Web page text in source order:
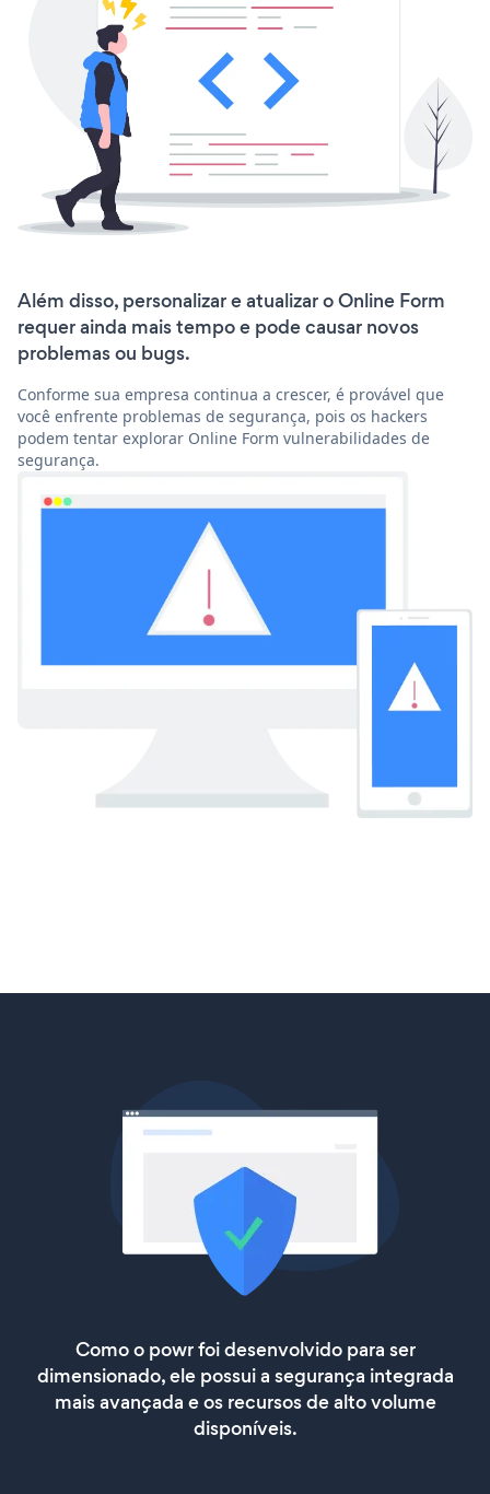
Além disso, personalizar e atualizar o Online Form
requer ainda mais tempo e pode causar novos
problemas ou bugs.
Conforme sua empresa continua a crescer, é provável que
você enfrente problemas de segurança, pois os hackers
podem tentar explorar Online Form vulnerabilidades de
segurança.
Como o powr foi desenvolvido para ser
dimensionado, ele possui a segurança integrada
mais avançada e os recursos de alto volume
disponíveis.